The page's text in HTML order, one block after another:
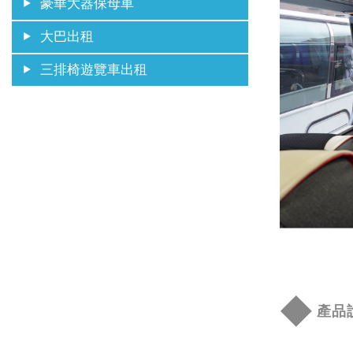
豪華大器保母車
大巴出租
三排椅遊覽車出租
◆ 產品